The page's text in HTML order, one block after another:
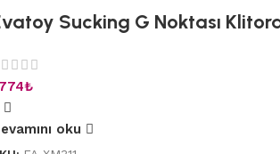
Sucking G Noktası
₺
oku